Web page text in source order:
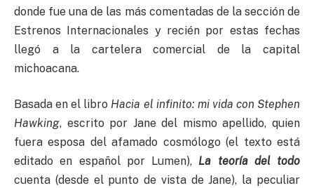
donde fue una de las más comentadas de la sección de
Estrenos Internacionales y recién por estas fechas
llegó a la cartelera comercial de la capital
michoacana.
Basada en el libro Hacia el infinito: mi vida con Stephen
Hawking, escrito por Jane del mismo apellido, quien
fuera esposa del afamado cosmólogo (el texto está
editado en español por Lumen), La teoría del todo
cuenta (desde el punto de vista de Jane), la peculiar